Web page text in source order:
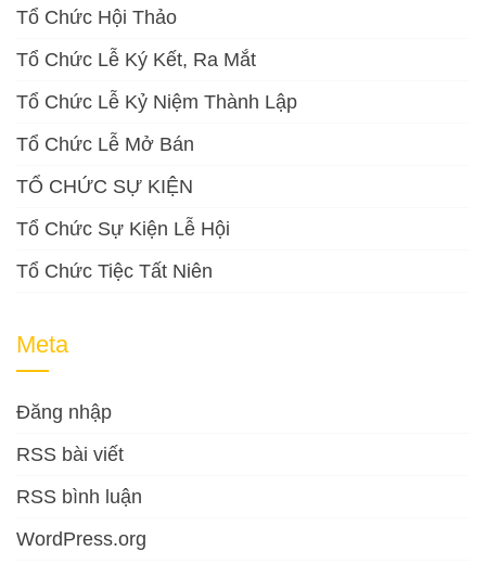
Tổ Chức Hội Thảo
Tổ Chức Lễ Ký Kết, Ra Mắt
Tổ Chức Lễ Kỷ Niệm Thành Lập
Tổ Chức Lễ Mở Bán
TỔ CHỨC SỰ KIỆN
Tổ Chức Sự Kiện Lễ Hội
Tổ Chức Tiệc Tất Niên
Meta
Đăng nhập
RSS bài viết
RSS bình luận
WordPress.org